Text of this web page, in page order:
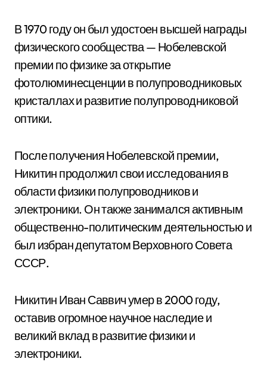
В 1970 году он был удостоен высшей награды
физического сообщества — Нобелевской
премии по физике за открытие
фотолюминесценции в полупроводниковых
кристаллах и развитие полупроводниковой
оптики.
После получения Нобелевской премии,
Никитин продолжил свои исследования в
области физики полупроводников и
электроники. Он также занимался активным
общественно-политическим деятельностью и
был избран депутатом Верховного Совета
СССР.
Никитин Иван Саввич умер в 2000 году,
оставив огромное научное наследие и
великий вклад в развитие физики и
электроники.